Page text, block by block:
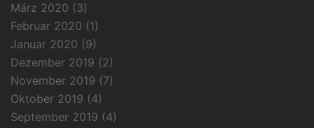
März 2020 (3)
Februar 2020 (1)
Januar 2020 (9)
Dezember 2019 (2)
November 2019 (7)
Oktober 2019 (4)
September 2019 (4)